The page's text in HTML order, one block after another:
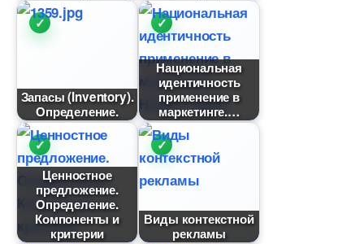
Запасы (Inventory).
Определение.
Национальная
идентичность
применение
маркетинге.
Ценностное
предложение.
Определение.
Компоненты и
критерии
иды контекстной
рекламы